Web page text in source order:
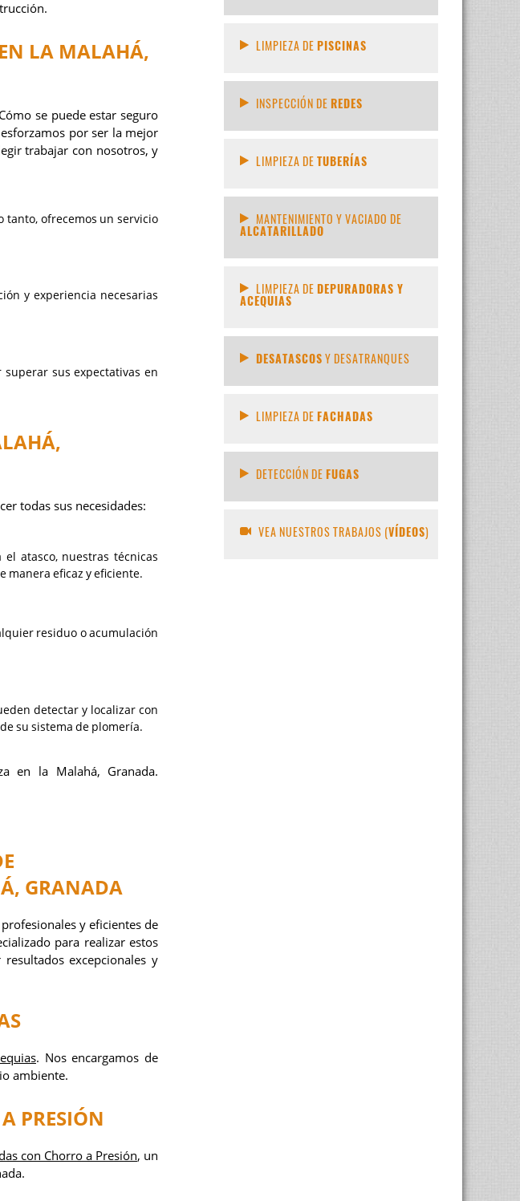
EN LA MALAHÁ,
se puede estar seguro
por ser la mejor
trabajar con nosotros, y
tanto, ofrecemos un servicio
y experiencia necesarias
sus expectativas en
todas sus necesidades:
atasco, nuestras técnicas
manera eficaz y eficiente.
residuo o acumulación
detectar y localizar con
su sistema de plomería.
en la Malahá, Granada.
GRANADA
y eficientes de
para realizar estos
excepcionales y
. Nos encargamos de
ambiente.
PRESIÓN
con Chorro a Presión, un
LIMPIEZA DEPISCINAS
INSPECCIÓN DEREDES
LIMPIEZA DETUBERÍAS
MANTENIMIENTO Y VACIADO DE
ALCATARILLADO
LIMPIEZA DEDEPURADORAS Y
ACEQUIAS
DESATASCOSY DESATRANQUES
LIMPIEZA DEFACHADAS
DETECCIÓN DEFUGAS
VEA NUESTROS TRABAJOS (VÍDEOS)